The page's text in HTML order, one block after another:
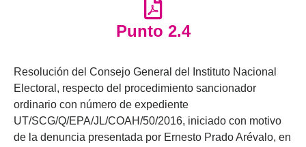
Punto 2.4
Resolución del Consejo General del Instituto Nacional
Electoral, respecto del procedimiento sancionador
ordinario con número de expediente
UT/SCG/Q/EPA/JL/COAH/50/2016, iniciado con motivo
de la denuncia presentada por Ernesto Prado Arévalo, en